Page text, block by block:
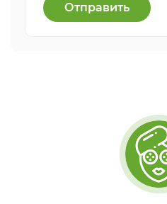
Отправить